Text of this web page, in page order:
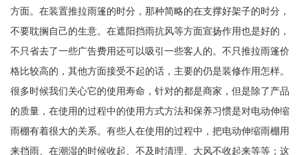
方面。在装置推拉雨篷的时分，那种简略的在支撑好架子的时分，
不要耽搁自己的生意。在遮阳挡雨抗风等方面宣扬作用也是好的，
不只省去了一些广告费用还可以吸引一些客人的。不只推拉雨篷价
格比较高的，其他方面接受不起的话，主要的仍是装修作用怎样。
很多时候我们关心它的使用寿命，针对的都是商家，但是除了产品
的质量，在使用的过程中的使用方式方法和保养习惯是对电动伸缩
雨棚有着很大的关系。有些人在使用的过程中，把电动伸缩雨棚用
来挡雨、在潮湿的时候收起、不及时清理、大风不收起来等等；这